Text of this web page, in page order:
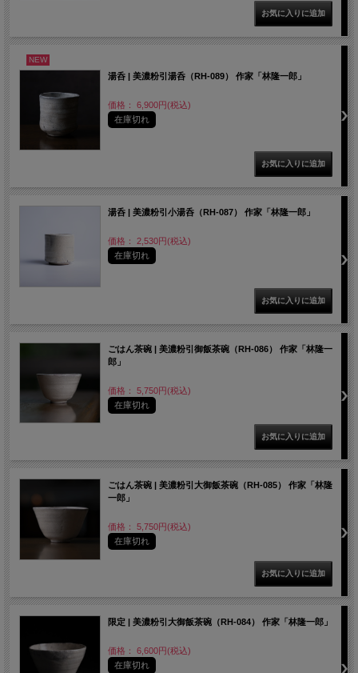
NEW
湯呑 | 美濃粉引湯呑（RH-089） 作家「林隆一郎」
価格： 6,900円(税込)
在庫切れ
湯呑 | 美濃粉引小湯呑（RH-087） 作家「林隆一郎」
価格： 2,530円(税込)
在庫切れ
ごはん茶碗 | 美濃粉引御飯茶碗（RH-086） 作家「林隆一
郎」
価格： 5,750円(税込)
在庫切れ
ごはん茶碗 | 美濃粉引大御飯茶碗（RH-085） 作家「林隆
一郎」
価格： 5,750円(税込)
在庫切れ
限定 | 美濃粉引大御飯茶碗（RH-084） 作家「林隆一郎」
価格： 6,600円(税込)
在庫切れ